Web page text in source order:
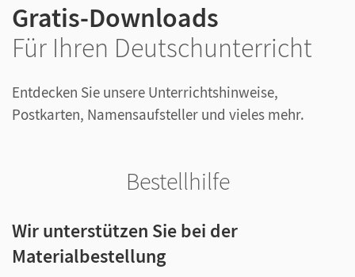
Gratis-Downloads
Für Ihren Deutschunterricht
Entdecken Sie unsere Unterrichtshinweise,
Postkarten, Namensaufsteller und vieles mehr.
Bestellhilfe
Wir unterstützen Sie bei der
Materialbestellung